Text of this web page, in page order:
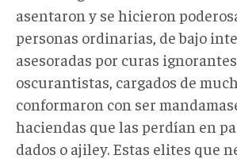
asentaron y se hicieron
personas ordinarias, de bajo
asesoradas por curas
oscurantistas, cargados de
conformaron con ser
haciendas que las perdían en
dados o ajiley. Estas elites que